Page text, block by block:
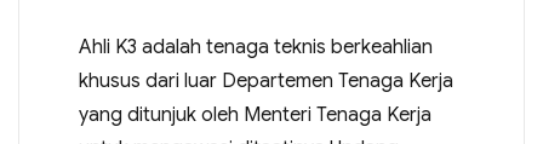
Ahli K3 adalah tenaga teknis berkeahlian
khusus dari luar Departemen Tenaga Kerja
yang ditunjuk oleh Menteri Tenaga Kerja